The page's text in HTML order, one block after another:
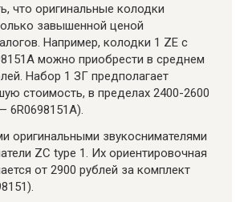
что оригинальные колодки
завышенной ценой
Например, колодки 1 ZE с
можно приобрести в среднем
Набор 1 ЗГ предполагает
стоимость, в пределах 2400-2600
6R0698151A).
оригинальными звукоснимателями
ZC type 1. Их ориентировочная
от 2900 рублей за комплект